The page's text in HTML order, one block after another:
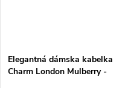
Elegantná dámska kabelka
Charm London Mulberry -